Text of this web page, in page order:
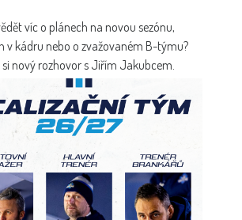
víc o plánech na novou sezónu,
v kádru nebo o zvažovaném B-týmu?
si nový rozhovor s Jiřím Jakubcem.